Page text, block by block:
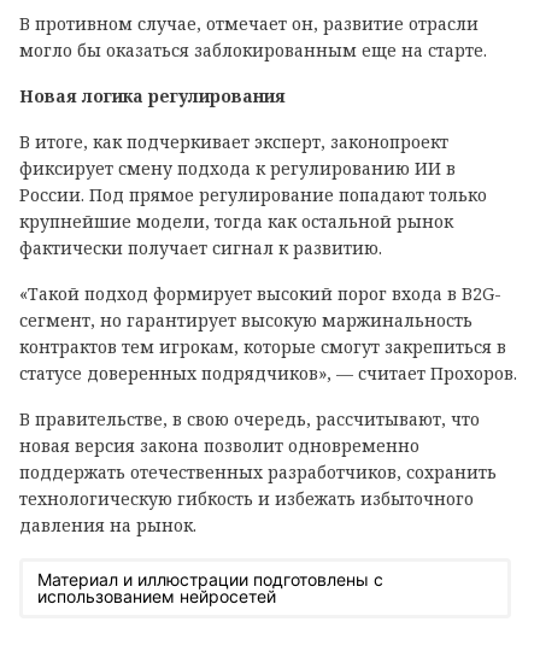
В противном случае, отмечает он, развитие отрасли
могло бы оказаться заблокированным еще на старте.
Новая логика регулирования
В итоге, как подчеркивает эксперт, законопроект
фиксирует смену подхода к регулированию ИИ в
России. Под прямое регулирование попадают только
крупнейшие модели, тогда как остальной рынок
фактически получает сигнал к развитию.
«Такой подход формирует высокий порог входа в B2G-
сегмент, но гарантирует высокую маржинальность
контрактов тем игрокам, которые смогут закрепиться в
статусе доверенных подрядчиков», — считает Прохоров.
В правительстве, в свою очередь, рассчитывают, что
новая версия закона позволит одновременно
поддержать отечественных разработчиков, сохранить
технологическую гибкость и избежать избыточного
давления на рынок.
Материал и иллюстрации подготовлены с
использованием нейросетей